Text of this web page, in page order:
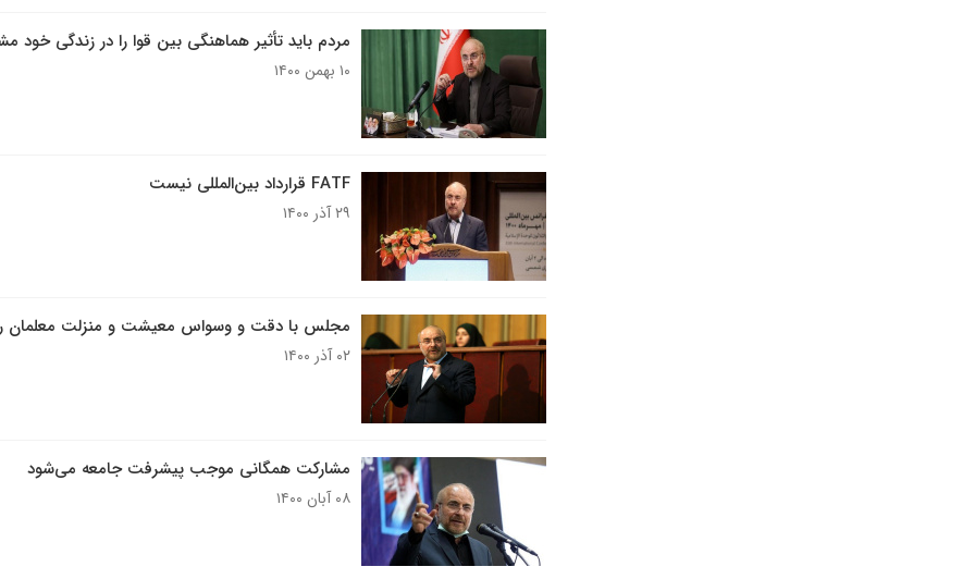
مردم باید تأثیر هماهنگی بین قوا را در زندگی خود
۱۰ بهمن ۱۴۰۰
FATF قرارداد بین‌المللی نیست
۲۹ آذر ۱۴۰۰
مجلس با دقت و وسواس معیشت و منزلت معلمان
۰۲ آذر ۱۴۰۰
مشارکت همگانی موجب پیشرفت جامعه می‌شود
۰۸ آبان ۱۴۰۰